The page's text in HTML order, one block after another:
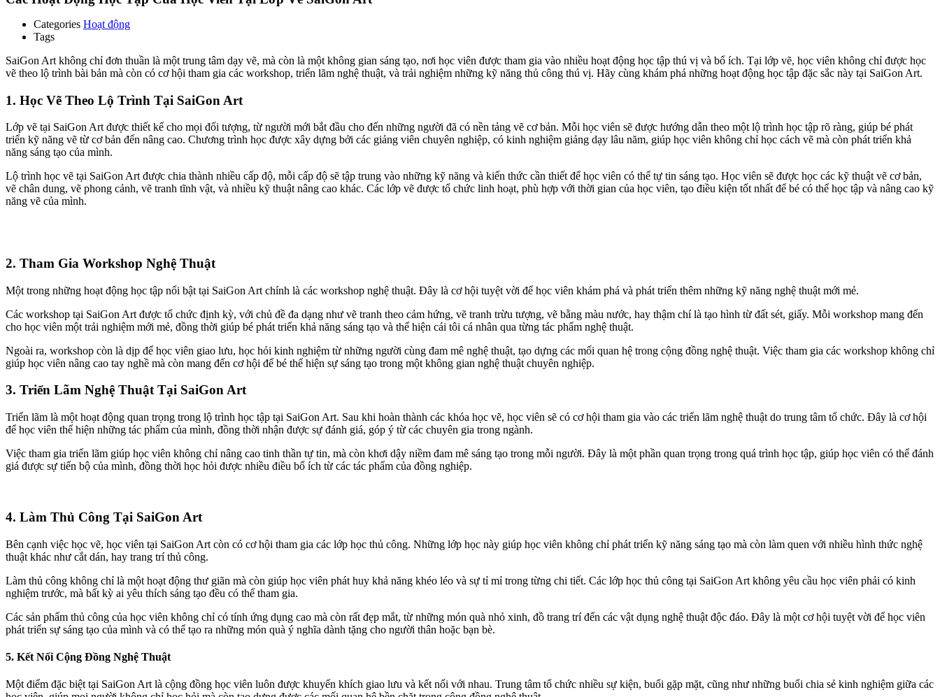
Categories Hoạt động
Tags
SaiGon Art không chỉ đơn thuần là một trung tâm dạy vẽ, mà còn là một không gian sáng tạo, nơi học viên được tham gia vào nhiều hoạt động học tập thú vị và bổ ích. Tại lớp vẽ, học viên không chỉ được học
vẽ theo lộ trình bài bản mà còn có cơ hội tham gia các workshop, triển lãm nghệ thuật, và trải nghiệm những kỹ năng thủ công thú vị. Hãy cùng khám phá những hoạt động học tập đặc sắc này tại SaiGon Art.
1. Học Vẽ Theo Lộ Trình Tại SaiGon Art
Lớp vẽ tại SaiGon Art được thiết kế cho mọi đối tượng, từ người mới bắt đầu cho đến những người đã có nền tảng vẽ cơ bản. Mỗi học viên sẽ được hướng dẫn theo một lộ trình học tập rõ ràng, giúp bé phát
triển kỹ năng vẽ từ cơ bản đến nâng cao. Chương trình học được xây dựng bởi các giảng viên chuyên nghiệp, có kinh nghiệm giảng dạy lâu năm, giúp học viên không chỉ học cách vẽ mà còn phát triển khả
năng sáng tạo của mình.
Lộ trình học vẽ tại SaiGon Art được chia thành nhiều cấp độ, mỗi cấp độ sẽ tập trung vào những kỹ năng và kiến thức cần thiết để học viên có thể tự tin sáng tạo. Học viên sẽ được học các kỹ thuật vẽ cơ bản,
vẽ chân dung, vẽ phong cảnh, vẽ tranh tĩnh vật, và nhiều kỹ thuật nâng cao khác. Các lớp vẽ được tổ chức linh hoạt, phù hợp với thời gian của học viên, tạo điều kiện tốt nhất để bé có thể học tập và nâng cao kỹ
năng vẽ của mình.
2. Tham Gia Workshop Nghệ Thuật
Một trong những hoạt động học tập nổi bật tại SaiGon Art chính là các workshop nghệ thuật. Đây là cơ hội tuyệt vời để học viên khám phá và phát triển thêm những kỹ năng nghệ thuật mới mẻ.
Các workshop tại SaiGon Art được tổ chức định kỳ, với chủ đề đa dạng như vẽ tranh theo cảm hứng, vẽ tranh trừu tượng, vẽ bằng màu nước, hay thậm chí là tạo hình từ đất sét, giấy. Mỗi workshop mang đến
cho học viên một trải nghiệm mới mẻ, đồng thời giúp bé phát triển khả năng sáng tạo và thể hiện cái tôi cá nhân qua từng tác phẩm nghệ thuật.
Ngoài ra, workshop còn là dịp để học viên giao lưu, học hỏi kinh nghiệm từ những người cùng đam mê nghệ thuật, tạo dựng các mối quan hệ trong cộng đồng nghệ thuật. Việc tham gia các workshop không chỉ
giúp học viên nâng cao tay nghề mà còn mang đến cơ hội để bé thể hiện sự sáng tạo trong một không gian nghệ thuật chuyên nghiệp.
3. Triển Lãm Nghệ Thuật Tại SaiGon Art
Triển lãm là một hoạt động quan trọng trong lộ trình học tập tại SaiGon Art. Sau khi hoàn thành các khóa học vẽ, học viên sẽ có cơ hội tham gia vào các triển lãm nghệ thuật do trung tâm tổ chức. Đây là cơ hội
để học viên thể hiện những tác phẩm của mình, đồng thời nhận được sự đánh giá, góp ý từ các chuyên gia trong ngành.
Việc tham gia triển lãm giúp học viên không chỉ nâng cao tinh thần tự tin, mà còn khơi dậy niềm đam mê sáng tạo trong mỗi người. Đây là một phần quan trọng trong quá trình học tập, giúp học viên có thể đánh
giá được sự tiến bộ của mình, đồng thời học hỏi được nhiều điều bổ ích từ các tác phẩm của đồng nghiệp.
4. Làm Thủ Công Tại SaiGon Art
Bên cạnh việc học vẽ, học viên tại SaiGon Art còn có cơ hội tham gia các lớp học thủ công. Những lớp học này giúp học viên không chỉ phát triển kỹ năng sáng tạo mà còn làm quen với nhiều hình thức nghệ
thuật khác như cắt dán, hay trang trí thủ công.
Làm thủ công không chỉ là một hoạt động thư giãn mà còn giúp học viên phát huy khả năng khéo léo và sự tỉ mỉ trong từng chi tiết. Các lớp học thủ công tại SaiGon Art không yêu cầu học viên phải có kinh
nghiệm trước, mà bất kỳ ai yêu thích sáng tạo đều có thể tham gia.
Các sản phẩm thủ công của học viên không chỉ có tính ứng dụng cao mà còn rất đẹp mắt, từ những món quà nhỏ xinh, đồ trang trí đến các vật dụng nghệ thuật độc đáo. Đây là một cơ hội tuyệt vời để học viên
phát triển sự sáng tạo của mình và có thể tạo ra những món quà ý nghĩa dành tặng cho người thân hoặc bạn bè.
5. Kết Nối Cộng Đồng Nghệ Thuật
Một điểm đặc biệt tại SaiGon Art là cộng đồng học viên luôn được khuyến khích giao lưu và kết nối với nhau. Trung tâm tổ chức nhiều sự kiện, buổi gặp mặt, cũng như những buổi chia sẻ kinh nghiệm giữa các